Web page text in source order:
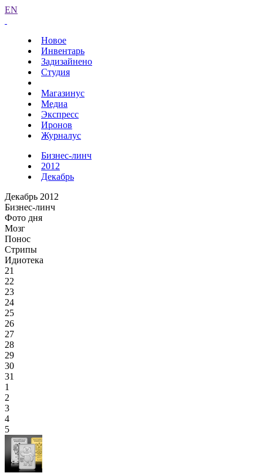
EN
Новое
Инвентарь
Задизайнено
Студия
Магазинус
Медиа
Экспресс
Иронов
Журналус
Бизнес-линч
2012
Декабрь
Декабрь 2012
Бизнес-линч
Фото дня
Мозг
Понос
Стрипы
Идиотека
21
22
23
24
25
26
27
28
29
30
31
1
2
3
4
5